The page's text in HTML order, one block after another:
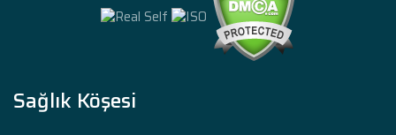
Sağlık Köşesi